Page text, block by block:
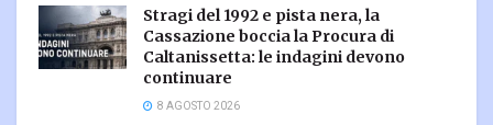
Stragi del 1992 e pista nera, la
Cassazione boccia la Procura di
Caltanissetta: le indagini devono
continuare
8 AGOSTO 2026